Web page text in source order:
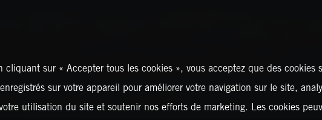
cliquant sur « Accepter tous les cookies », vous acceptez que des cookies
enregistrés sur votre appareil pour améliorer votre navigation sur le site,
utilisation du site et soutenir nos efforts de marketing. Les cookies